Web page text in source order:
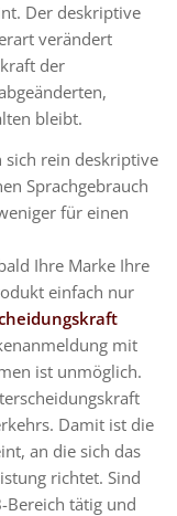
Der deskriptive
verändert
der
bleibt.
sich rein deskriptive
Sprachgebrauch
für einen
Ihre Marke Ihre
einfach nur
mit
ist unmöglich.
Damit ist die
an die sich das
richtet. Sind
Bereich tätig und